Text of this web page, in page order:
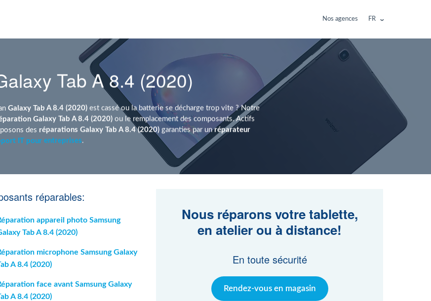
Nos agences FR
Tab A 8.4 (2020)
Galaxy Tab A 8.4 (2020) est cassé ou la batterie se décharge trop vite ? Notre
Galaxy Tab A 8.4 (2020) ou le remplacement des composants. Actifs
des réparations Galaxy Tab A 8.4 (2020) garanties par unréparateur
IT pour entreprises.
réparables:
appareil photo Samsung
Tab A 8.4 (2020)
microphone Samsung Galaxy
A 8.4 (2020)
face avant Samsung Galaxy
A 8.4 (2020)
Nous réparons votre tablette,
en atelier ou à distance!
En toute sécurité
Rendez-vous en magasin